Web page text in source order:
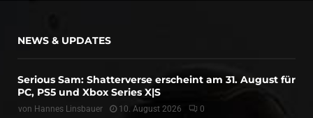
NEWS & UPDATES
Serious Sam: Shatterverse erscheint am 31. August für
PC, PS5 und Xbox Series X|S
von Hannes Linsbauer 10. August 2026 0